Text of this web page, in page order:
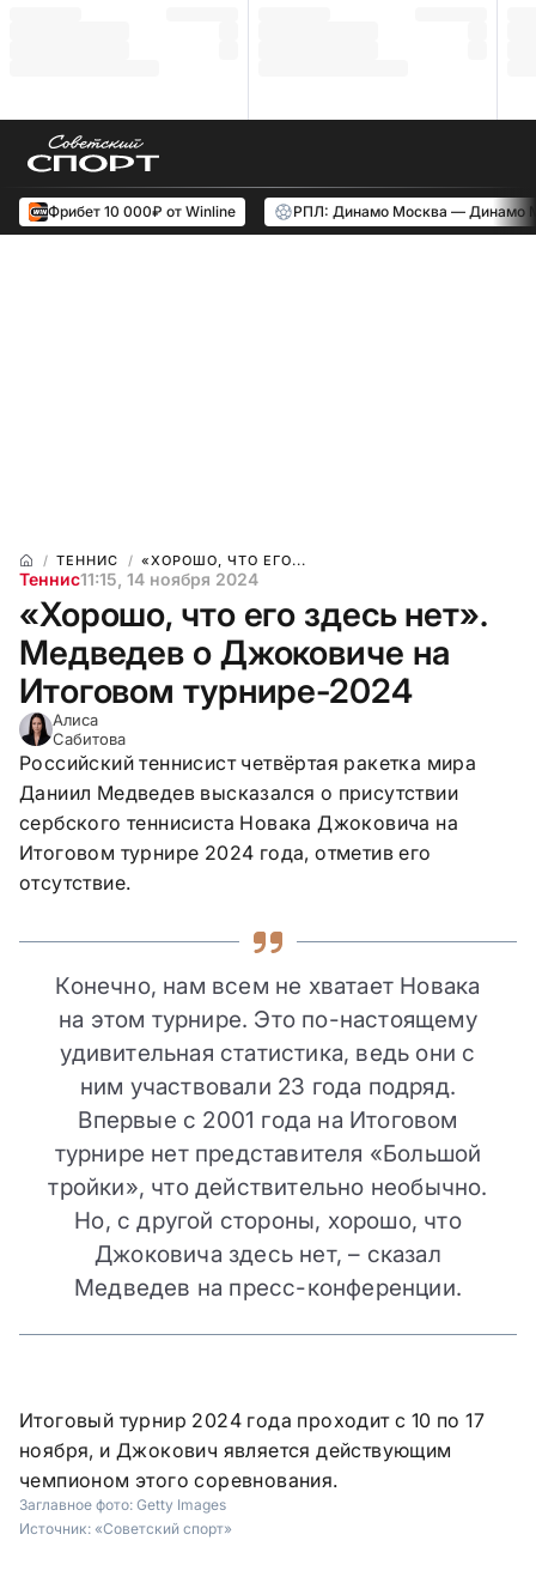
Фрибет 10 000₽ от Winline РПЛ: Динамо Москва — Динамо
ТЕННИС «ХОРОШО, ЧТО ЕГО...
Теннис11:15, 14 ноября 2024
«Хорошо, что его здесь нет».
Медведев о Джоковиче на
Итоговом турнире-2024
Алиса
Сабитова
Российский теннисист четвёртая ракетка мира
Даниил Медведев высказался о присутствии
сербского теннисиста Новака Джоковича на
Итоговом турнире 2024 года, отметив его
отсутствие.
Конечно, нам всем не хватает Новака
на этом турнире. Это по-настоящему
удивительная статистика, ведь они с
ним участвовали 23 года подряд.
Впервые с 2001 года на Итоговом
турнире нет представителя «Большой
тройки», что действительно необычно.
Но, с другой стороны, хорошо, что
Джоковича здесь нет, – сказал
Медведев на пресс-конференции.
Итоговый турнир 2024 года проходит с 10 по 17
ноября, и Джокович является действующим
чемпионом этого соревнования.
Заглавное фото: Getty Images
Источник: «Советский спорт»